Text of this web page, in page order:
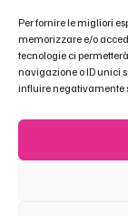
Per fornire le migliori
memorizzare e/o
tecnologie ci
navigazione o ID unici
influire negativamente
Atto Costitutivo
Statuto
Codice Etico
Domande
Copyright ©